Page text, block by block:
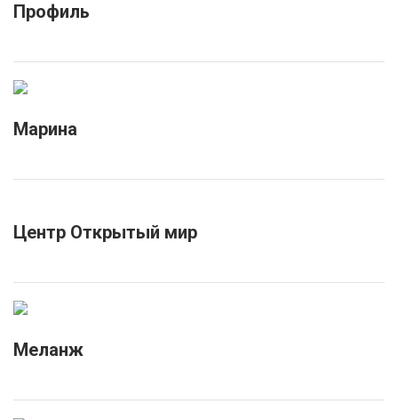
Профиль
Марина
Центр Открытый мир
Меланж